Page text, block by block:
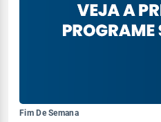
Fim De Semana